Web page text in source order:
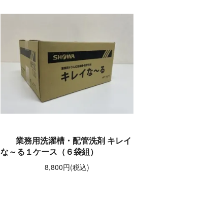
業務用洗濯槽・配管洗剤 キレイ
な～る１ケース（６袋組）
8,800円(税込)